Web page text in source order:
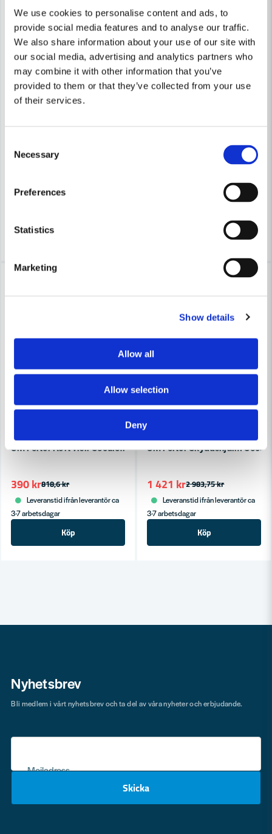
We use cookies to personalise content and ads, to
provide social media features and to analyse our traffic.
We also share information about your use of our site with
our social media, advertising and analytics partners who
may combine it with other information that you’ve
provided to them or that they’ve collected from your use
of their services.
Selection
Necessary
Preferences
Statistics
Marketing
Show details
Allow all
Allow selection
Deny
3M Peltor Kort visir Securefit X5SV03-CE Gul (För X5000/
390 kr
3M Peltor Skyddsglasögon
Leveranstid ifrån leverantör ca
3M Peltor Kort visir Securefit X5SV02-CE Grå (För X5000/
818,6 kr
390 kr
Leveranstid ifrån leverantör ca
3-7 arbetsdagar
Köp
3M Peltor Skyddshjälm
2 983,75 kr
1 421 kr
Leveranstid ifrån leverantör ca
3-7 arbetsdagar
Köp
Nyhetsbrev
Mejladress
Skicka
Bli medlem i vårt nyhetsbrev och ta del av våra nyheter och erbjudande.